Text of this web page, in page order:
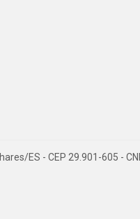
ES - CEP 29.901-605 -